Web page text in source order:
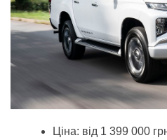
Ціна: від 1 399 000